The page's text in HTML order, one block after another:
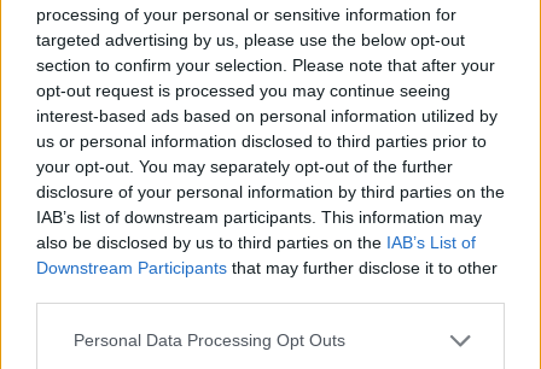
processing of your personal or sensitive information for
targeted advertising by us, please use the below opt-out
section to confirm your selection. Please note that after your
opt-out request is processed you may continue seeing
interest-based ads based on personal information utilized by
us or personal information disclosed to third parties prior to
your opt-out. You may separately opt-out of the further
disclosure of your personal information by third parties on the
IAB’s list of downstream participants. This information may
also be disclosed by us to third parties on the IAB’s List of
Downstream Participants that may further disclose it to other
Please note that this website/app uses one or more Google
Personal Data Processing Opt Outs
In sintesi, per migliorare la tuaprestazionescegli una
scarpa adatta al tuo stile e al tipo di campo, prova le
varianti per trovare la giustacalzata e approfitta
dell’offerta Puma suPittaRossoper confrontare qualità,
tecnologie e design prima dell’acquisto.
AUTORE
Francesca Lombardi
Francesca Lombardi, fiorentina, prese appunti
tecnici dal primo box di un circuito toscano e